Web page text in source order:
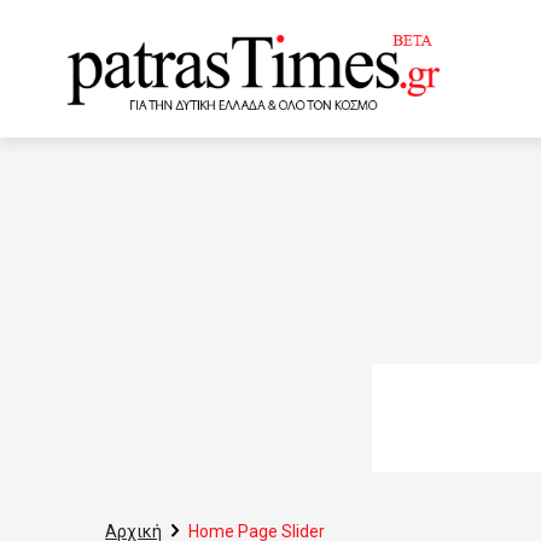
Αρχική Home Page Slider